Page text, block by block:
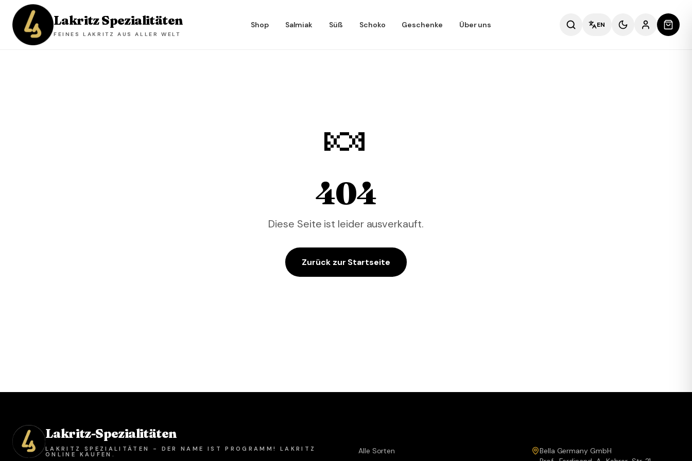
Lakritz Spezialitäten
FEINES LAKRITZ AUS ALLER WELT
Shop Salmiak Süß Schoko Geschenke Über uns EN
🍬
404
Diese Seite ist leider ausverkauft.
Zurück zur Startseite
Lakritz-Spezialitäten
LAKRITZ SPEZIALITÄTEN - DER NAME IST PROGRAMM! LAKRITZ
ONLINE KAUFEN. Alle Sorten
Bella Germany GmbH